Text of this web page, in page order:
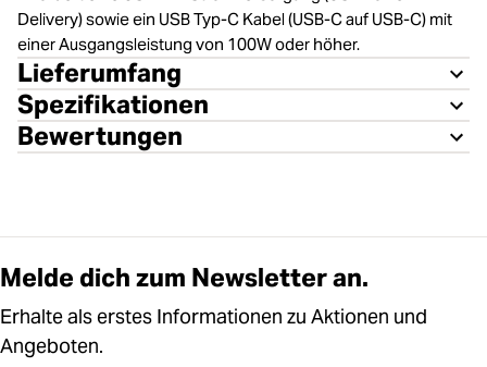
Delivery) sowie ein USB Typ-C Kabel (USB-C auf USB-C) mit
einer Ausgangsleistung von 100W oder höher.
Lieferumfang
Spezifikationen
Bewertungen
Melde dich zum Newsletter an.
Erhalte als erstes Informationen zu Aktionen und
Angeboten.